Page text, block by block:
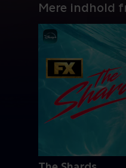
Mere indhold